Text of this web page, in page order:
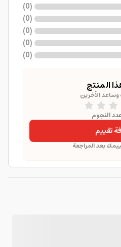
(
0
)
(
0
)
(
0
)
(
0
)
(
0
)
المنتج
الآخرين
النجوم
تقييم
بعد المراجعة